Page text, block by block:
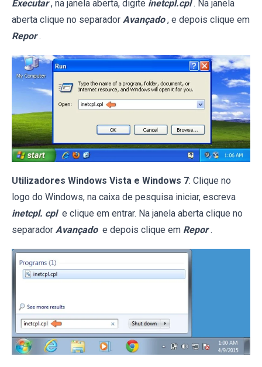
Executar , na janela aberta, digite inetcpl.cpl . Na janela
aberta clique no separador Avançado , e depois clique em
Repor .
Utilizadores Windows Vista e Windows 7: Clique no
logo do Windows, na caixa de pesquisa iniciar, escreva
inetcpl. cpl e clique em entrar. Na janela aberta clique no
separador Avançado e depois clique em Repor .